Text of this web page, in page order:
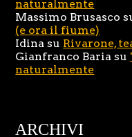
naturalmente
Massimo Brusasco
(e ora il fiume)
Idina su Rivarone,
Gianfranco Baria su
naturalmente
ARCHIVI